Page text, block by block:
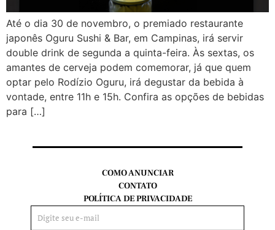
Até o dia 30 de novembro, o premiado restaurante
japonês Oguru Sushi & Bar, em Campinas, irá servir
double drink de segunda a quinta-feira. Às sextas, os
amantes de cerveja podem comemorar, já que quem
optar pelo Rodízio Oguru, irá degustar da bebida à
vontade, entre 11h e 15h. Confira as opções de bebidas
para […]
COMO ANUNCIAR
CONTATO
POLÍTICA DE PRIVACIDADE